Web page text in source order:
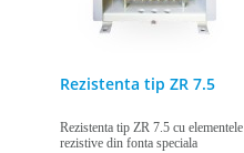
Rezistenta tip ZR 7.5
Rezistenta tip ZR 7.5 cu elementele
rezistive din fonta speciala